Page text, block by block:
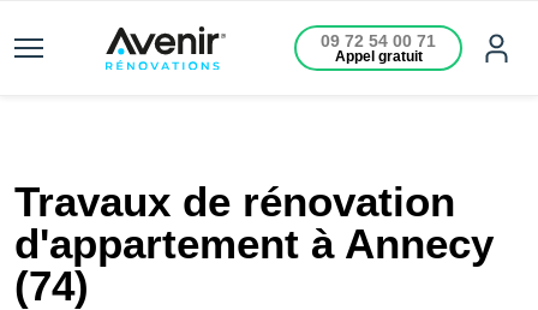
09 72 54 00 71
Appel gratuit
Travaux de rénovation
d'appartement à Annecy
(74)